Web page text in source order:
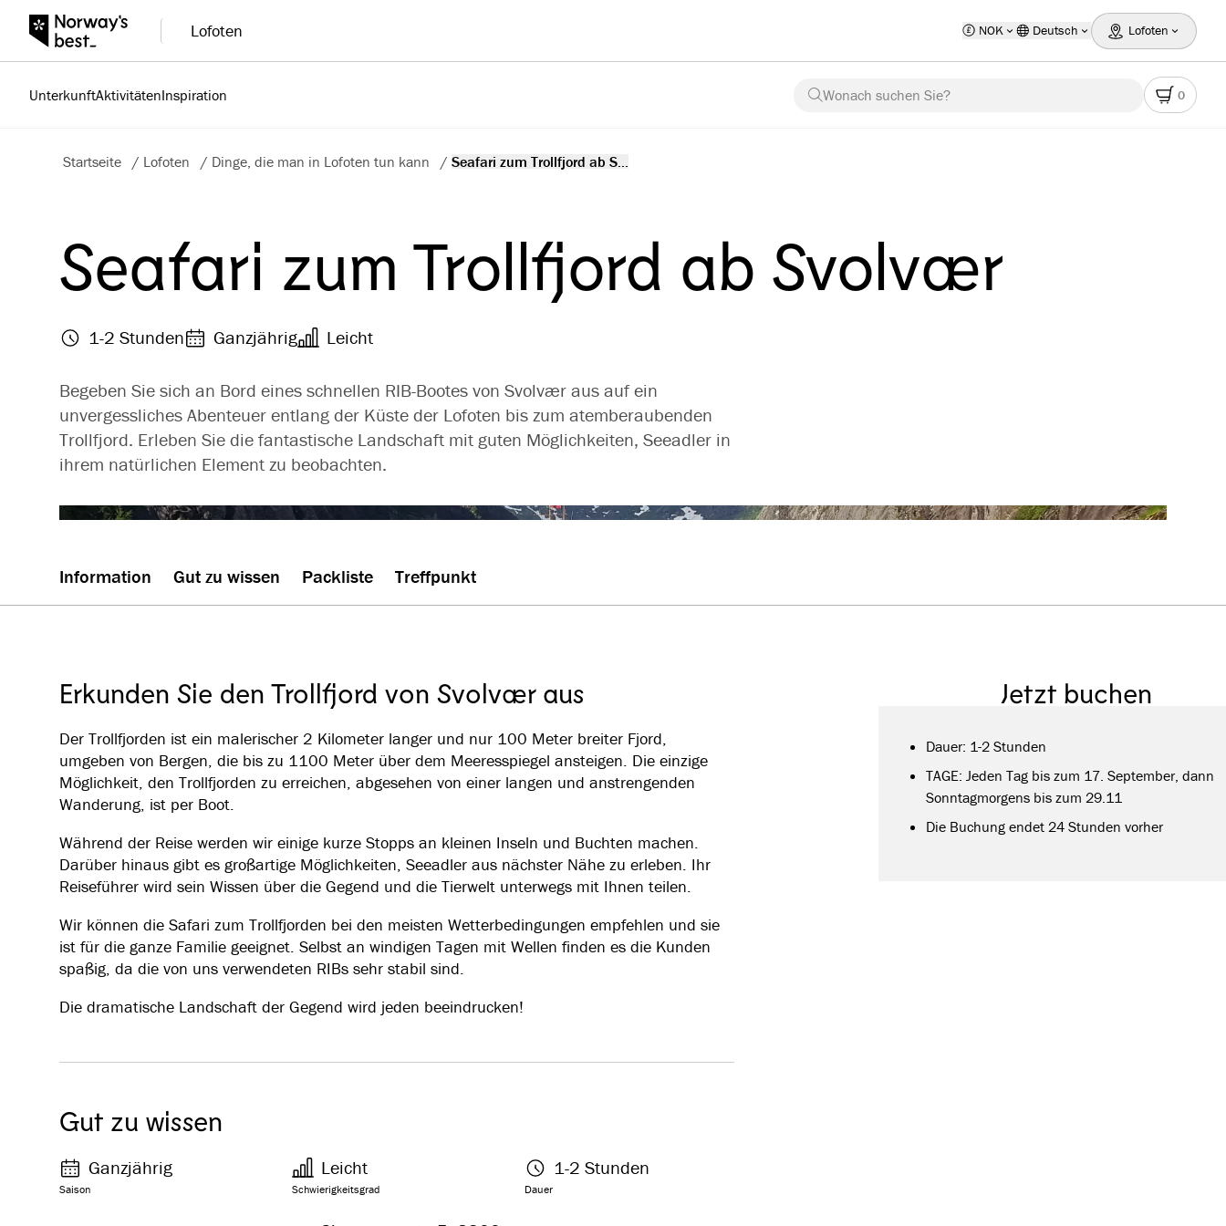
Lofoten NOK Deutsch Lofoten
UnterkunftAktivitätenInspiration Wonach suchen Sie? 0
Startseite / Lofoten / Dinge, die man in Lofoten tun kann / Seafari zum Trollfjord ab S...
Seafari zum Trollfjord ab Svolvær
1-2 Stunden Ganzjährig Leicht
Begeben Sie sich an Bord eines schnellen RIB-Bootes von Svolvær aus auf ein
unvergessliches Abenteuer entlang der Küste der Lofoten bis zum atemberaubenden
Trollfjord. Erleben Sie die fantastische Landschaft mit guten Möglichkeiten, Seeadler in
ihrem natürlichen Element zu beobachten.
Jetzt buchen
Dauer: 1-2 Stunden
TAGE: Jeden Tag bis zum 17. September, dann
Sonntagmorgens bis zum 29.11
Die Buchung endet 24 Stunden vorher
Information Gut zu wissen Packliste Treffpunkt
Erkunden Sie den Trollfjord von Svolvær aus
Der Trollfjorden ist ein malerischer 2 Kilometer langer und nur 100 Meter breiter Fjord,
umgeben von Bergen, die bis zu 1100 Meter über dem Meeresspiegel ansteigen. Die einzige
Möglichkeit, den Trollfjorden zu erreichen, abgesehen von einer langen und anstrengenden
Wanderung, ist per Boot.
Während der Reise werden wir einige kurze Stopps an kleinen Inseln und Buchten machen.
Darüber hinaus gibt es großartige Möglichkeiten, Seeadler aus nächster Nähe zu erleben. Ihr
Reiseführer wird sein Wissen über die Gegend und die Tierwelt unterwegs mit Ihnen teilen.
Wir können die Safari zum Trollfjorden bei den meisten Wetterbedingungen empfehlen und sie
ist für die ganze Familie geeignet. Selbst an windigen Tagen mit Wellen finden es die Kunden
spaßig, da die von uns verwendeten RIBs sehr stabil sind.
Die dramatische Landschaft der Gegend wird jeden beeindrucken!
Gut zu wissen
Saison
Ganzjährig
Schwierigkeitsgrad
Leicht
Dauer
1-2 Stunden